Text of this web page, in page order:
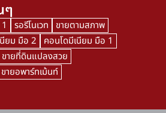
ๆ
รอรีโนเวท
ขายตามสภาพ
ยม มือ 2
คอนโดมีเนียม มือ 1
ขายที่ดินแปลงสวย
ขายอพาร์ทเม้นท์